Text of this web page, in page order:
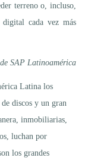
terreno o, incluso,
cada vez más
SAP Latinoamérica
Latina los
discos y un gran
inmobiliarias,
luchan por
los grandes